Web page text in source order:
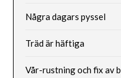
Några dagars pyssel
Träd är häftiga
Vår-rustning och fix av